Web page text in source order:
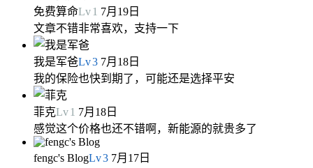
免费算命Lv1 7月19日
文章不错非常喜欢，支持一下
我是军爸Lv3 7月18日
我的保险也快到期了，可能还是选择平安
菲克Lv1 7月18日
感觉这个价格也还不错啊，新能源的就贵多了
fengc's BlogLv3 7月17日